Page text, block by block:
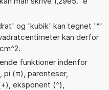
og 'kubik' kan tegnet '^'
kan derfor
funktioner indenfor
pi (π), parenteser,
eksponent (^),